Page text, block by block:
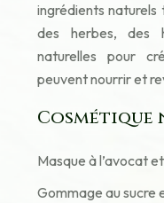
ingrédients naturels
des herbes, des
naturelles pour
peuvent nourrir et
Masque à l’avocat et
Gommage au sucre